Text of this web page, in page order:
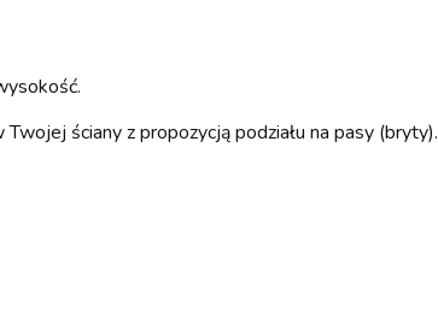
ściany z propozycją podziału na pasy (bryty).